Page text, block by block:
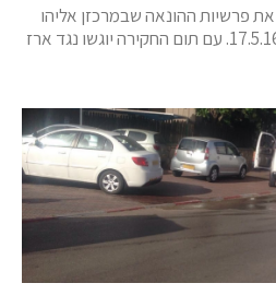
פרשיות ההונאה שבמרכזן אליהו
ארז (מננה) בן 70 שנעצר ב-17.5.16. עם תום החקירה יוגשו נגד ארז